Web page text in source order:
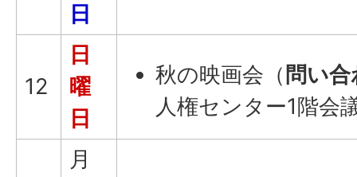
日
12
日
曜
日
秋の映画会（ 問い
人権センター1階会
月